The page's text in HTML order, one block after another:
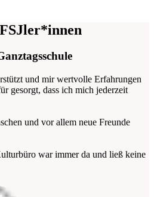
und mir wertvolle Erfahrungen
gesorgt, dass ich mich jederzeit
und vor allem neue Freunde
war immer da und ließ keine